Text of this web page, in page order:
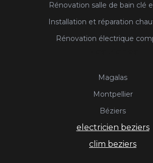
Rénovation salle de bain clé
Installation et réparation
Rénovation électrique
Magalas
Montpellier
Béziers
electricien beziers
clim beziers